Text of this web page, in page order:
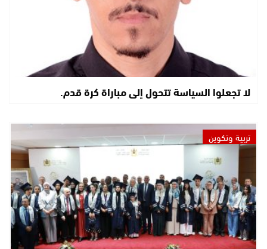
لا تجعلوا السياسة تتحول إلى مباراة كرة قدم.
تربية وتكوين